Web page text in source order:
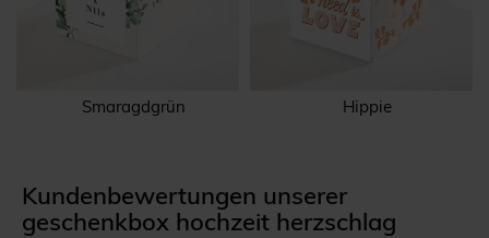
Smaragdgrün Hippie
Kundenbewertungen unserer
geschenkbox hochzeit herzschlag